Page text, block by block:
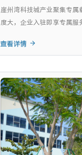
崖州湾科技城产业聚集专属
度大，企业入驻即享专属服
查看详情